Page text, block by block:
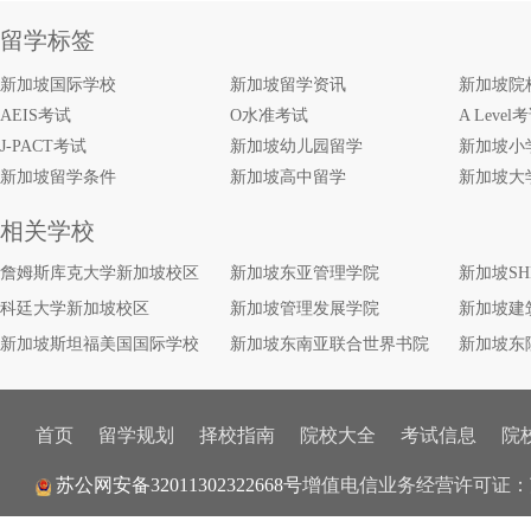
留学标签
新加坡国际学校 新加坡留学资讯
新加坡院
AEIS考试
O水准考试
A Level
J-PACT考试
新加坡幼儿园留学
新加坡小
新加坡留学条件
新加坡高中留学 新加坡大
相关学校
詹姆斯库克大学新加坡校区 新加坡东亚管理学院
新加坡
科廷大学新加坡校区
新加坡管理发展学院
新加坡建
新加坡斯坦福美国国际学校
新加坡东南亚联合世界书院 新加坡东
首页 留学规划 择校指南 院校大全 考试信息 院
苏公网安备32011302322668号增值电信业务经营许可证：